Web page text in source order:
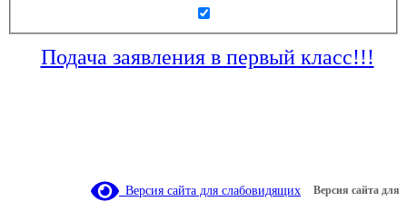
Подача заявления в первый класс!!!
Версия сайта для слабовидящих Версия сайта для